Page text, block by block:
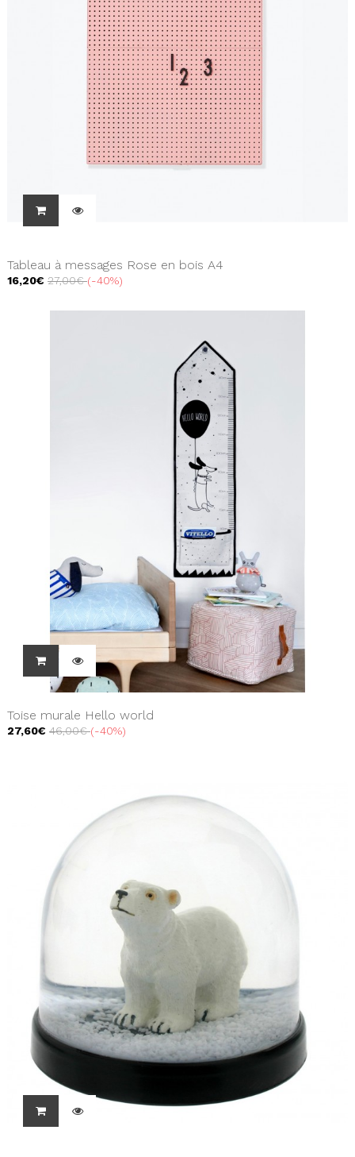
Tableau à messages Rose en bois A4
16,20€ 27,00€ -40%
Toise murale Hello world
27,60€ 46,00€ -40%